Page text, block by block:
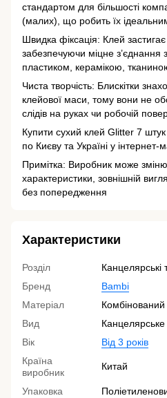
стандартом для більшості
(малих), що робить їх
Швидка фіксація: Клей
забезпечуючи міцне з’єднання
пластиком, керамікою,
Чиста творчість: Блискітки
клейової маси, тому вони не
слідів на руках чи робочій
Купити сухий клей Glitter 7
по Києву та Україні у
Примітка: Виробник може
характеристики, зовнішній
без попередження
Характеристики
Розділ
Канцелярські
Бренд
Bambi
Матеріал
Комбінований
Вид
Вік
Від 3 років
Країна
виробник
Китай
Упаковка